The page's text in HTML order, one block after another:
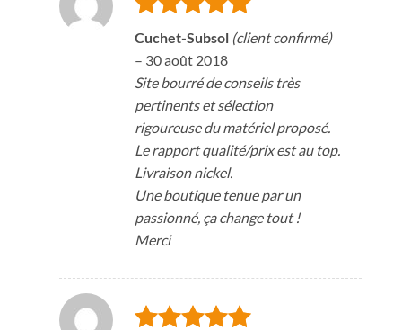
Note5sur
5
Cuchet-Subsol (client confirmé)
– 30 août 2018
Site bourré de conseils très
pertinents et sélection
rigoureuse du matériel proposé.
Le rapport qualité/prix est au top.
Livraison nickel.
Une boutique tenue par un
passionné, ça change tout !
Merci